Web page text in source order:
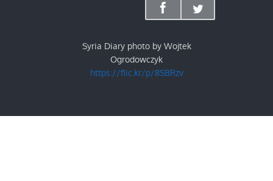
Syria Diary photo by Wojtek
Ogrodowczyk
https://flic.kr/p/8SBRzv